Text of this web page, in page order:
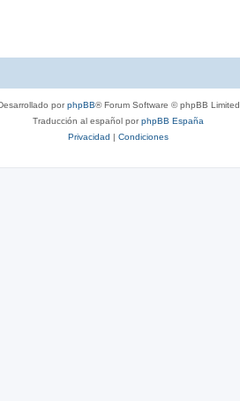
porphpBB® Forum Software © phpBB Limited
Traducción al español porphpBB España
Privacidad | Condiciones